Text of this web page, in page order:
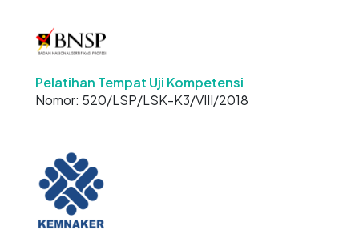
Pelatihan Tempat Uji Kompetensi
Nomor: 520/LSP/LSK-K3/VIII/2018